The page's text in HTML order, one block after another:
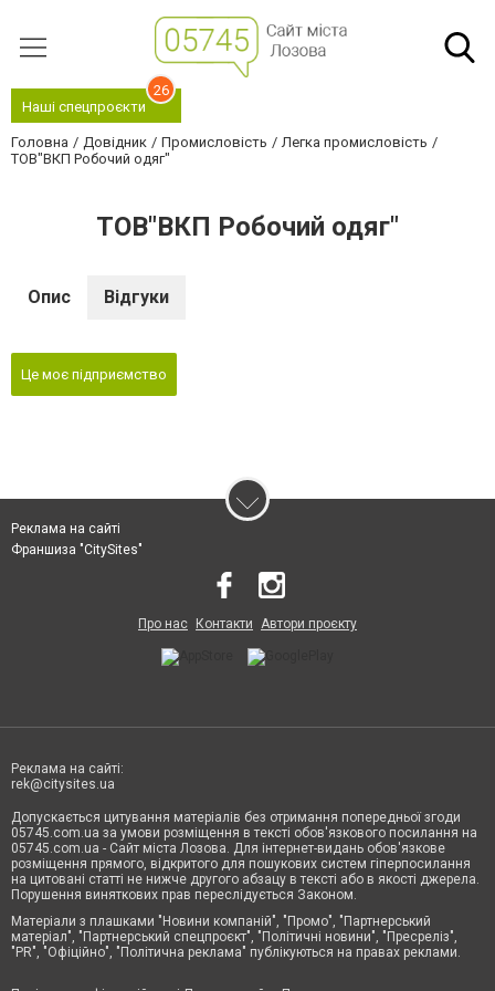
Наші спецпроєкти
26
Головна Довідник Промисловість
Легка промисловість
ТОВ"ВКП Робочий одяг"
ТОВ"ВКП Робочий одяг"
Опис Відгуки
Це моє підприємство
Реклама на сайті
Франшиза "CitySites"
Про нас Контакти Автори проєкту
Реклама на сайті:
rek@citysites.ua
Допускається цитування матеріалів без отримання попередньої згоди
05745.com.ua за умови розміщення в тексті обов'язкового посилання на
05745.com.ua - Сайт міста Лозова. Для інтернет-видань обов'язкове
розміщення прямого, відкритого для пошукових систем гіперпосилання
на цитовані статті не нижче другого абзацу в тексті або в якості джерела.
Порушення виняткових прав переслідується Законом.
Матеріали з плашками "Новини компаній", "Промо", "Партнерський
матеріал", "Партнерський спецпроєкт", "Політичні новини", "Пресреліз",
"PR", "Офіційно", "Політична реклама" публікуються на правах реклами.